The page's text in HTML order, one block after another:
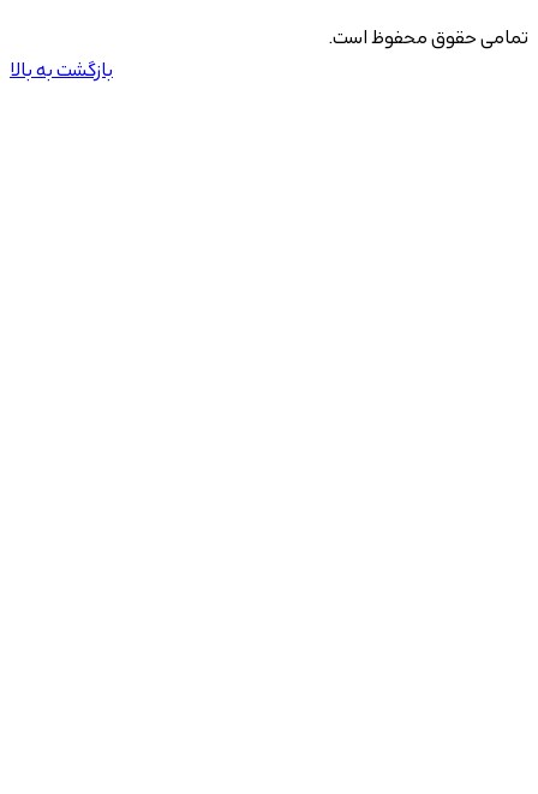
تمامی حقوق محفوظ است.
بازگشت به بالا